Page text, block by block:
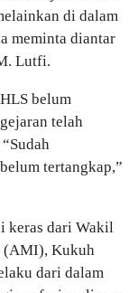
di dalam
meminta diantar
Lutfi.
belum
telah
tertangkap,”
keras dari Wakil
(AMI), Kukuh
dari dalam